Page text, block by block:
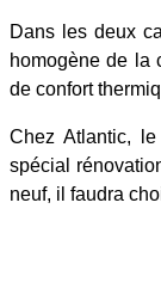
Dans les deux
homogène de la
de confort
Chez Atlantic,
spécial
neuf, il faudra